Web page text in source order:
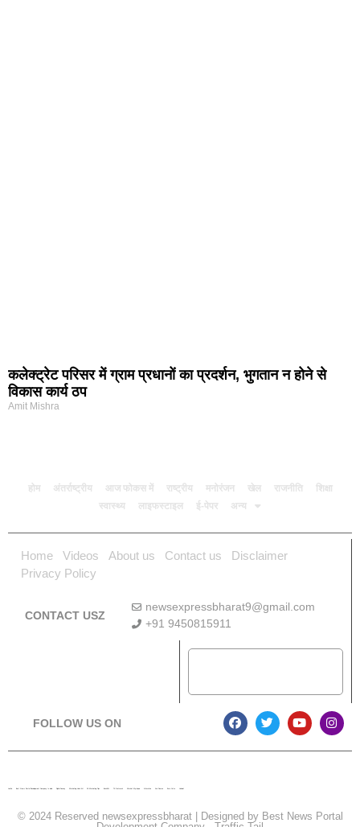
कलेक्ट्रेट परिसर में ग्राम प्रधानों का प्रदर्शन, भुगतान न होने से
विकास कार्य ठप
Amit Mishra
होम अंतर्राष्ट्रीय आज फोकस में राष्ट्रीय मनोरंजन खेल राजनीति
शिक्षा
स्वास्थ्य
लाइफस्टाइल ई-पेपर अन्य
Home Videos About us Contact us
Disclaimer
Privacy Policy
CONTACT USZ
newsexpressbharat9@gmail.com
+91 9450815911
FOLLOW US ON
© 2024 Reserved newsexpressbharat | Designed by Best News Portal